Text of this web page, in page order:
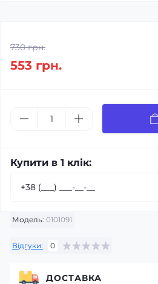
Модель: 0101091
Відгуки: 0
730 грн.
553 грн.
Купити в 1 клік:
ДОСТАВКА